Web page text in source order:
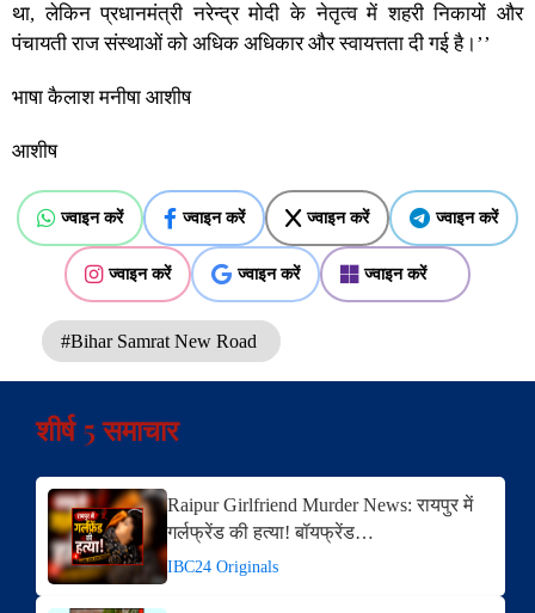
था, लेकिन प्रधानमंत्री नरेन्द्र मोदी के नेतृत्व में शहरी निकायों और
पंचायती राज संस्थाओं को अधिक अधिकार और स्वायत्तता दी गई है।’’
भाषा कैलाश मनीषा आशीष
आशीष
ज्वाइन करें ज्वाइन करें ज्वाइन करें ज्वाइन करें
ज्वाइन करें ज्वाइन करें ज्वाइन करें
#Bihar Samrat New Road
शीर्ष 5 समाचार
Raipur Girlfriend Murder News: रायपुर में
गर्लफ्रेंड की हत्या! बॉयफ्रेंड…
IBC24 Originals